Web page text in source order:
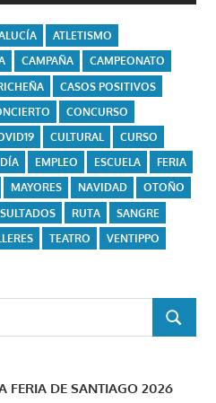
ATLETISMO
CAMPAÑA
CAMPEONATO
CASOS POSITIVOS
CONCURSO
CULTURAL
CURSO
DÍA EMPLEO ESCUELA
FERIA
MAYORES NAVIDAD
OTOÑO
RUTA
SANGRE
TEATRO
VENTIPPO
BUSCAR
FERIA DE SANTIAGO 2026